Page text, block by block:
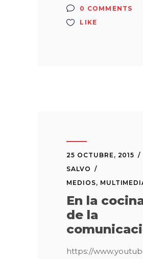
0 COMMENTS
LIKE
25 OCTUBRE, 2015
SALVO
MEDIOS,
En la
de la
https://